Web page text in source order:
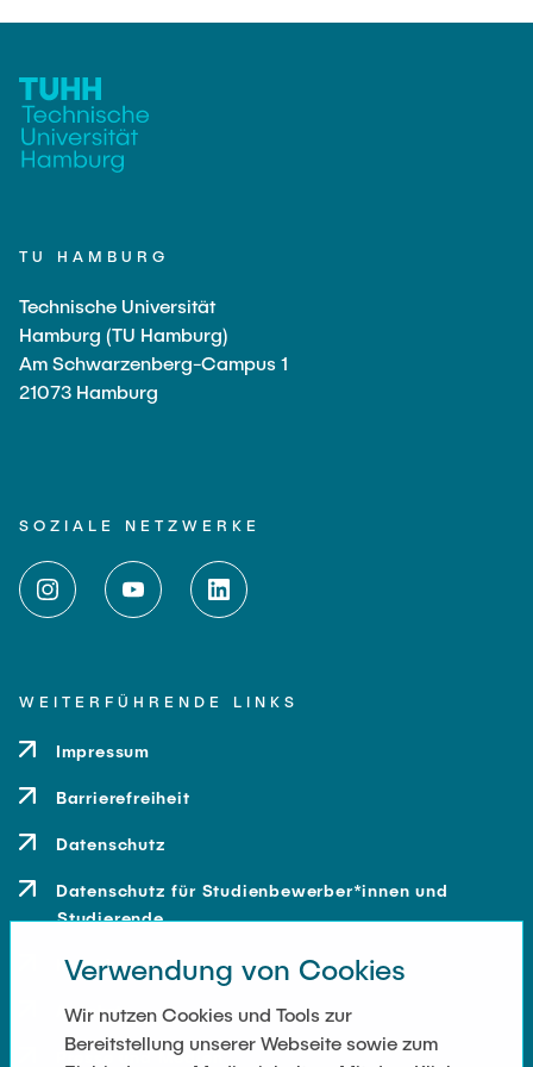
TU HAMBURG
Technische Universität
Hamburg (TU Hamburg)
Am Schwarzenberg-Campus 1
21073 Hamburg
SOZIALE NETZWERKE
WEITERFÜHRENDE LINKS
Impressum
Barrierefreiheit
Datenschutz
Datenschutz für Studienbewerber*innen und
Studierende
Kontakt
Anfahrt
Presse und Medien
Verwendung von Cookies
Wir nutzen Cookies und Tools zur
Bereitstellung unserer Webseite sowie zum